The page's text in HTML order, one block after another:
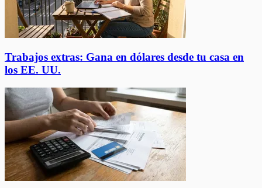
Trabajos extras: Gana en dólares desde tu casa en
los EE. UU.